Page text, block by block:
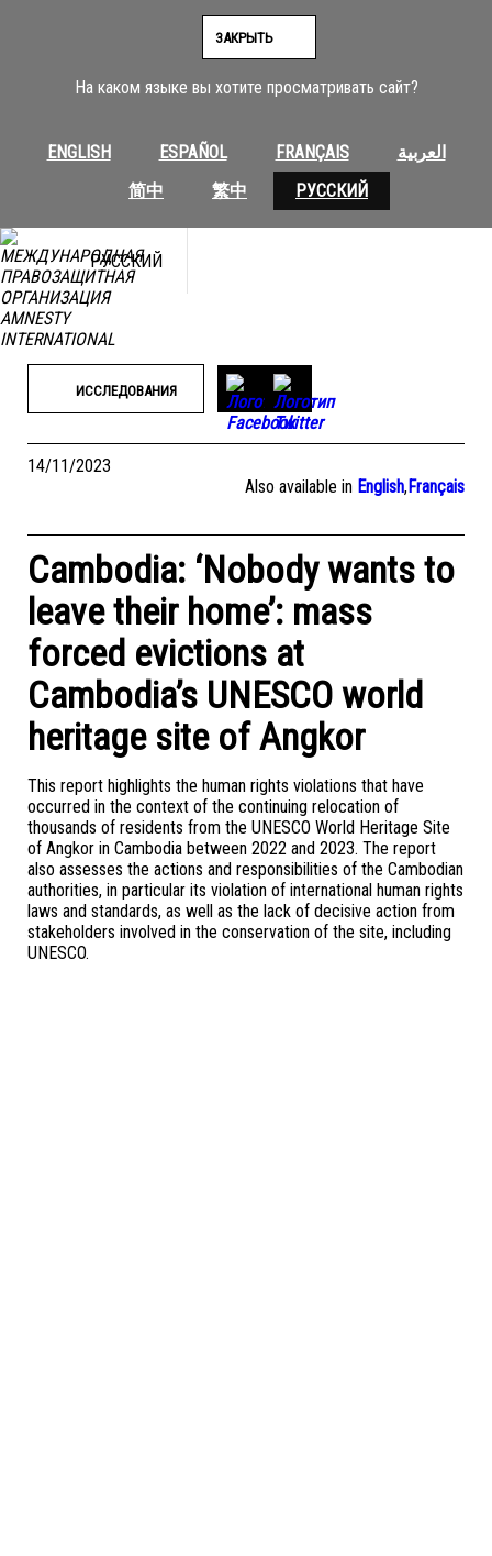
На каком языке вы хотите просматривать сайт?
ENGLISH ESPAÑOL FRANÇAIS
العربية
简中
繁中 РУССКИЙ
ЗАКРЫТЬ
РУССКИЙ
ИССЛЕДОВАНИЯ
14/11/2023
Also available in English,Français
Cambodia: ‘Nobody wants to
leave their home’: mass
forced evictions at
Cambodia’s UNESCO world
heritage site of Angkor
This report highlights the human rights violations that have
occurred in the context of the continuing relocation of
thousands of residents from the UNESCO World Heritage Site
of Angkor in Cambodia between 2022 and 2023. The report
also assesses the actions and responsibilities of the Cambodian
authorities, in particular its violation of international human rights
laws and standards, as well as the lack of decisive action from
stakeholders involved in the conservation of the site, including
UNESCO.